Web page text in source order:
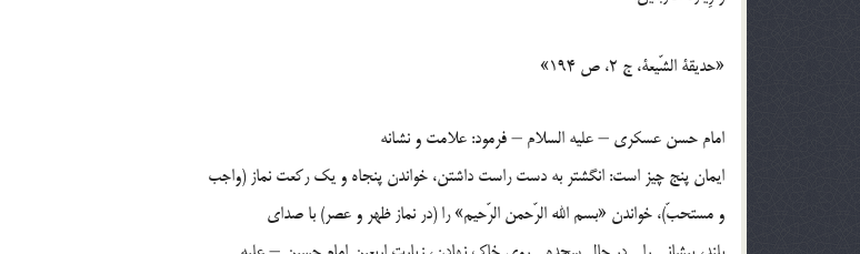
«حديقة الشّيعة، ج 2، ص 194»
امام حسن عسكري – عليه السلام – فرمود: علامت و نشانه
ايمان پنج چيز است: انگشتر به دست راست داشتن، خواندن پنجاه و يك ركعت نماز (واجب
و مستحبّ)، خواندن «بسم الله الرّحمن الرّحيم» را (در نماز ظهر و عصر) با صداي